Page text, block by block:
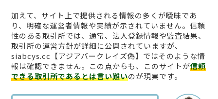
加えて、サイト上で提供される情報の多くが曖昧であ
り、明確な運営者情報や実績が示されていません。信頼
性のある取引所では、通常、法人登録情報や監査結果、
取引所の運営方針が詳細に公開されていますが、
siabcys.cc【アジアバークレイズ偽】ではそのような情
報は確認できません。この点からも、このサイトが信頼
できる取引所であるとは言い難いのが現実です。